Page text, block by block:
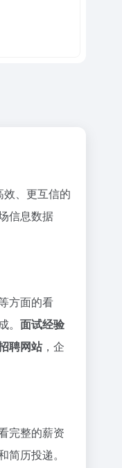
效、更互信的
信息数据
方面的看
面试经验
聘网站，企
完整的薪资
历投递。